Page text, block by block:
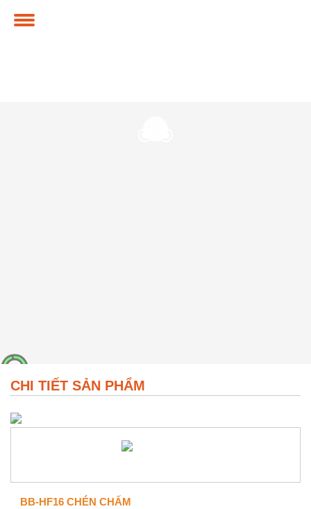
CHI TIẾT SẢN PHẨM
BB-HF16 CHÉN CHẤM